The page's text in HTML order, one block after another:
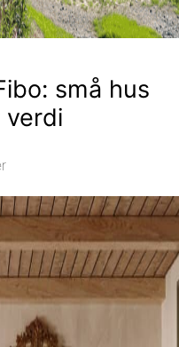
små hus
verdi